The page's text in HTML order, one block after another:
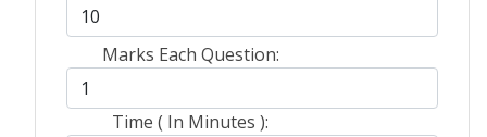
Marks Each Question:
Time ( In Minutes ):